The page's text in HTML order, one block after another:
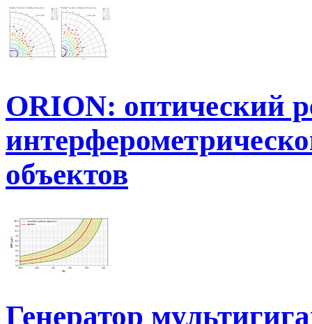
ORION: оптический
объектов
Генератор